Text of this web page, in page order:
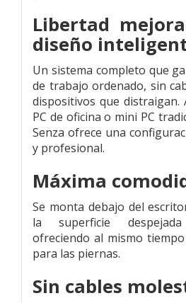
Libertad
diseño
Un sistema completo que
de trabajo ordenado, sin
dispositivos que distraigan.
PC de oficina o mini PC
Senza ofrece una
y profesional.
Máxima
Se monta debajo del
la superficie
ofreciendo al mismo
para las piernas.
Sin cables